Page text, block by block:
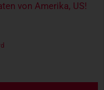
von Amerika, US!